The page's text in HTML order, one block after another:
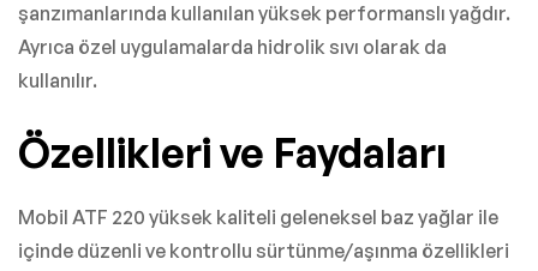
şanzımanlarında kullanılan yüksek performanslı yağdır.
Ayrıca özel uygulamalarda hidrolik sıvı olarak da
kullanılır.
Özellikleri ve Faydaları
Mobil ATF 220 yüksek kaliteli geleneksel baz yağlar ile
içinde düzenli ve kontrollu sürtünme/aşınma özellikleri